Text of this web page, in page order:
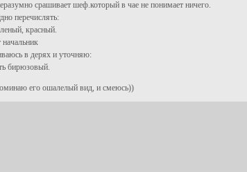
срашивает шеф.который в чае не понимает ничего.
перечислять:
красный.
в дерях и уточняю:
бирюзовый.
его ошалелый вид, и смеюсь))